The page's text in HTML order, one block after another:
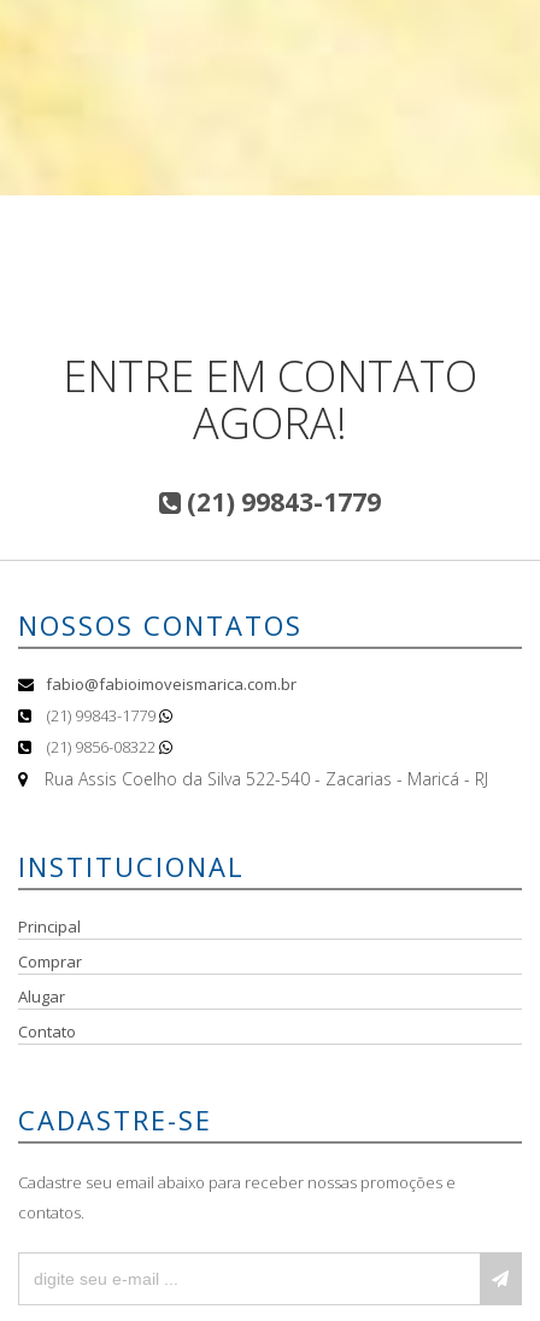
ENTRE EM CONTATO
AGORA!
(21) 99843-1779
NOSSOS CONTATOS
fabio@fabioimoveismarica.com.br
(21) 99843-1779
(21) 9856-08322
Rua Assis Coelho da Silva 522-540 - Zacarias - Maricá - RJ
INSTITUCIONAL
Principal
Comprar
Alugar
Contato
CADASTRE-SE
Cadastre seu email abaixo para receber nossas promoções e
contatos.